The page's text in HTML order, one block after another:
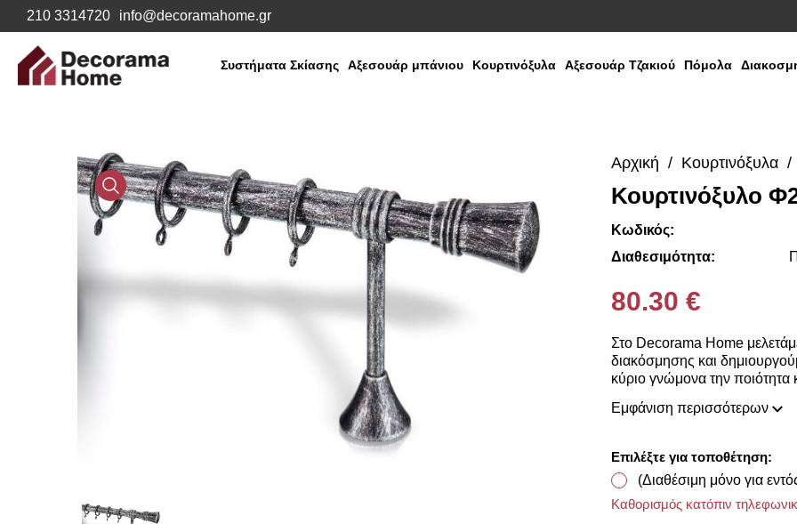
210 3314720 info@decoramahome.gr
Συστήματα Σκίασης Αξεσουάρ μπάνιου Κουρτινόξυλα Αξεσουάρ Τζακιού Πόμολα
Media
Gallery
Αρχική Κουρτινόξυλα
Κουρτινόξυλο
Κωδικός:
Διαθεσιμότητα:
80.30 €
Στο Decorama Home
διακόσμησης και
κύριο γνώμονα την ποιότητα
συλλογή μας ανανεώνεται
Home έχουμε ως στόχο να
προσωπικό σας χώρο και να
Με την ολοκλήρωση της
υφασμάτων για να
Εμφάνιση περισσότερων
Επιλέξτε για τοποθέτηση:
(Διαθέσιμη μόνο για
Καθορισμός κατόπιν